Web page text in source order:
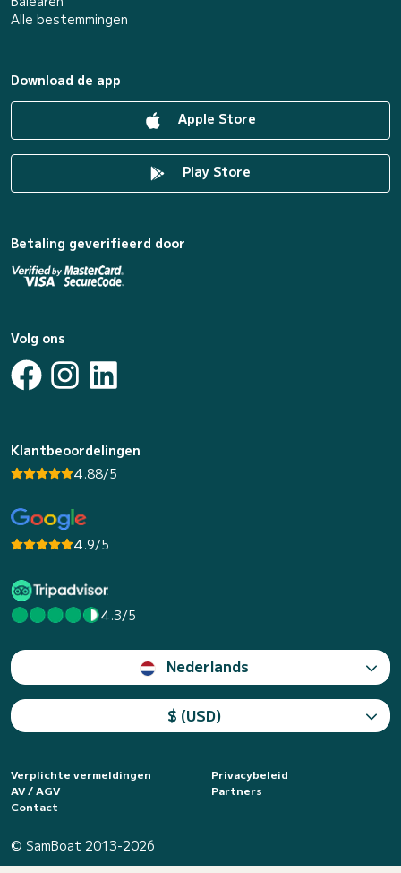
Alle bestemmingen
Download de app
Apple Store
Play Store
Betaling geverifieerd door
Volg ons
Klantbeoordelingen
4.88/5
4.9/5
4.3/5
Nederlands
$ (USD)
Verplichte vermeldingen
Privacybeleid
AV / AGV
Partners
Contact
© SamBoat 2013-2026